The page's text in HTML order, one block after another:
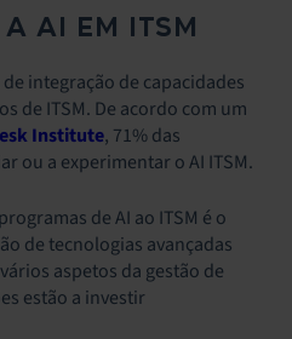
A AI EM ITSM
integração de capacidades
de ITSM. De acordo com um
Institute, 71% das
ou a experimentar o AI ITSM.
de AI ao ITSM é o
de tecnologias avançadas
aspetos da gestão de
estão a investir